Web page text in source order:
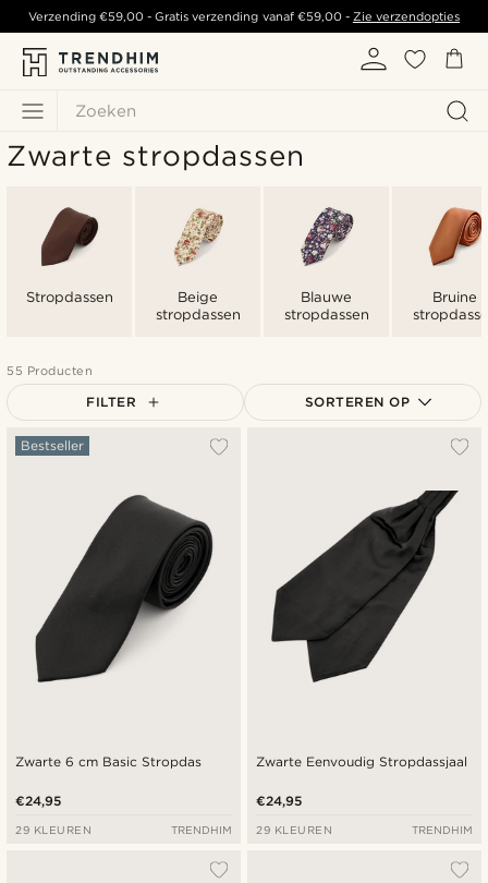
Zoeken
Verzending€59,00 - Gratis verzending vanaf €59,00- Zie verzendopties
Zwarte stropdassen
Stropdassen
Beige
stropdassen
Blauwe
stropdassen
Bruine
55 Producten
FILTER SORTEREN OP
Zwarte 6 cm Basic Stropdas
Bestseller
€24,95
29 KLEUREN TRENDHIM
Zwarte Eenvoudig Stropdassjaal
€24,95
29 KLEUREN TRENDHIM